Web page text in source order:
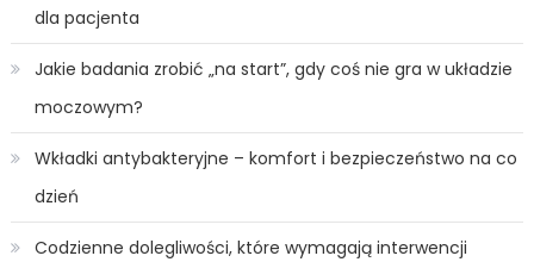
dla pacjenta
Jakie badania zrobić „na start”, gdy coś nie gra w układzie
moczowym?
Wkładki antybakteryjne – komfort i bezpieczeństwo na co
dzień
Codzienne dolegliwości, które wymagają interwencji